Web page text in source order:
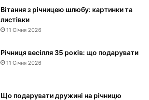
Вітання з річницею шлюбу: картинки та
листівки
11 Січня 2026
Річниця весілля 35 років: що подарувати
11 Січня 2026
Що подарувати дружині на річницю